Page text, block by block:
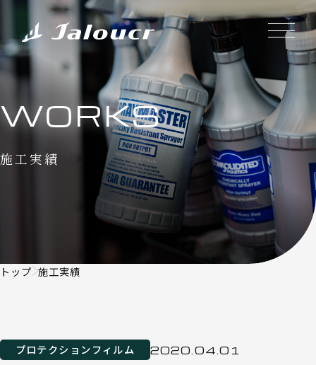
WORKS
施工実績
トップ 施工実績
プロテクションフィルム 2020.04.01